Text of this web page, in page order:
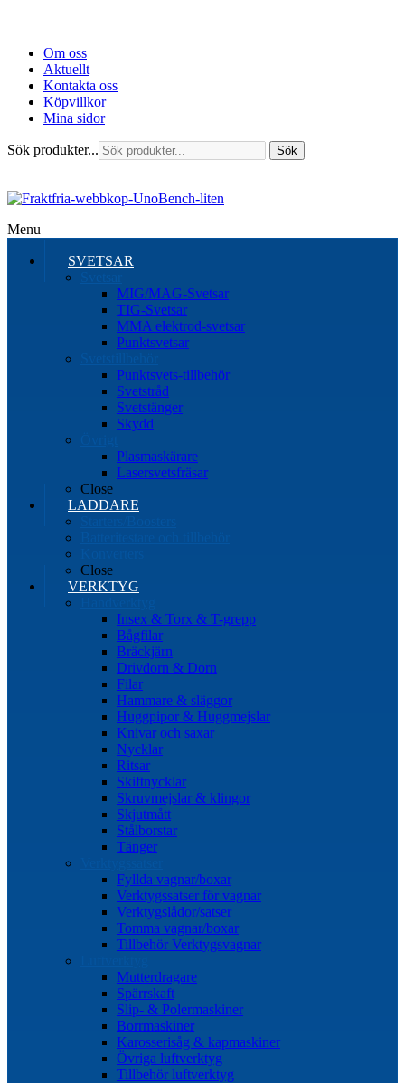
Om oss
Aktuellt
Kontakta oss
Köpvillkor
Mina sidor
Sök produkter... Sök
Menu
SVETSAR
MIG/MAG-Svetsar
TIG-Svetsar
MMA elektrod-svetsar
Punktsvetsar
Punktsvets-tillbehör
Svetstråd
Svetstänger
Skydd
Plasmaskärare
Lasersvetsfräsar
Close
LADDARE
Close
VERKTYG
Insex & Torx & T-grepp
Bågfilar
Bräckjärn
Drivdorn & Dorn
Filar
Hammare & släggor
Huggpipor & Huggmejslar
Knivar och saxar
Nycklar
Ritsar
Skiftnycklar
Skruvmejslar & klingor
Skjutmått
Stålborstar
Tänger
Fyllda vagnar/boxar
Verktygssatser för vagnar
Verktygslådor/satser
Tomma vagnar/boxar
Tillbehör Verktygsvagnar
Mutterdragare
Spärrskaft
Slip- & Polermaskiner
Borrmaskiner
Karosserisåg & kapmaskiner
Övriga luftverktyg
Tillbehör luftverktyg